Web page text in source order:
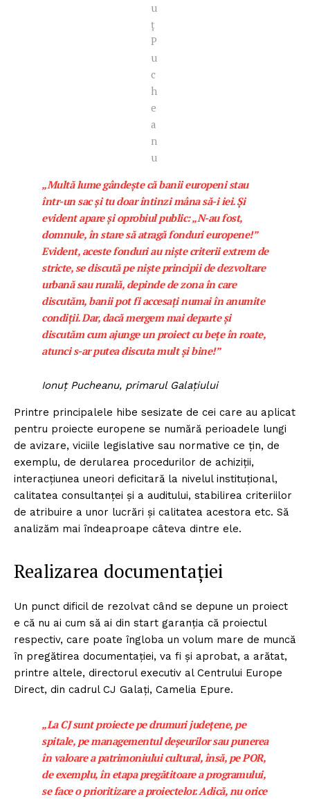
u
ț
P
u
c
h
e
a
n
u
„Multă lume gândește că banii europeni stau
într-un sac și tu doar întinzi mâna să-i iei. Și
evident apare și oprobiul public: „N-au fost,
domnule, în stare să atragă fonduri europene!”
Evident, aceste fonduri au niște criterii extrem de
stricte, se discută pe niște principii de dezvoltare
urbană sau rurală, depinde de zona în care
discutăm, banii pot fi accesați numai în anumite
condiții. Dar, dacă mergem mai departe și
discutăm cum ajunge un proiect cu bețe în roate,
atunci s-ar putea discuta mult și bine!”
Ionuț Pucheanu, primarul Galațiului
Printre principalele hibe sesizate de cei care au aplicat
pentru proiecte europene se numără perioadele lungi
de avizare, viciile legislative sau normative ce țin, de
exemplu, de derularea procedurilor de achiziții,
interacțiunea uneori deficitară la nivelul instituțional,
calitatea consultanței și a auditului, stabilirea criteriilor
de atribuire a unor lucrări și calitatea acestora etc. Să
analizăm mai îndeaproape câteva dintre ele.
Realizarea documentației
Un punct dificil de rezolvat când se depune un proiect
e că nu ai cum să ai din start garanția că proiectul
respectiv, care poate îngloba un volum mare de muncă
în pregătirea documentației, va fi și aprobat, a arătat,
printre altele, directorul executiv al Centrului Europe
Direct, din cadrul CJ Galați, Camelia Epure.
„La CJ sunt proiecte pe drumuri județene, pe
spitale, pe managementul deșeurilor sau punerea
în valoare a patrimoniului cultural, însă, pe POR,
de exemplu, în etapa pregătitoare a programului,
se face o prioritizare a proiectelor. Adică, nu orice